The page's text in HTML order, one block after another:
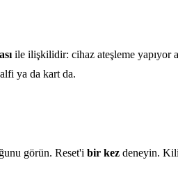
ile ilişkilidir: cihaz ateşleme yapıyor
ya da kart da.
görün. Reset'i bir kez deneyin.